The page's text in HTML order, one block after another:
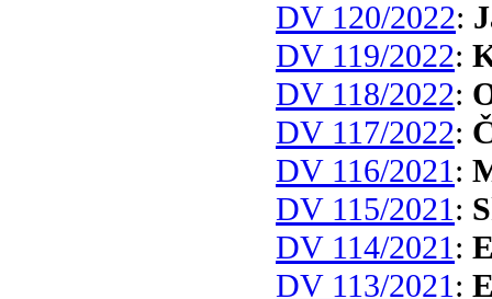
DV 120/2022:
DV 119/2022:
DV 118/2022:
DV 117/2022:
DV 116/2021:
DV 115/2021:
DV 114/2021:
DV 113/2021: